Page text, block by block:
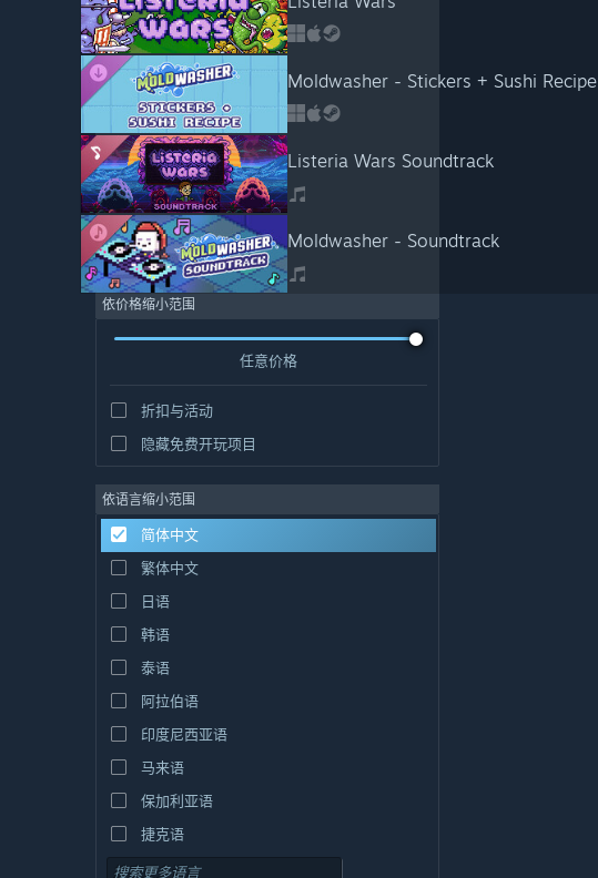
Moldwasher - Stickers + Sushi Recipe
Listeria Wars Soundtrack
Moldwasher - Soundtrack
依价格缩小范围
任意价格
折扣与活动
隐藏免费开玩项目
依语言缩小范围
简体中文
繁体中文
日语
韩语
泰语
阿拉伯语
印度尼西亚语
马来语
保加利亚语
捷克语
丹麦语